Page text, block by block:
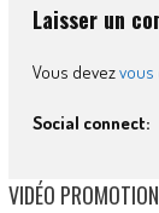
Laisser un
Vous devez
Social connect:
VIDÉO